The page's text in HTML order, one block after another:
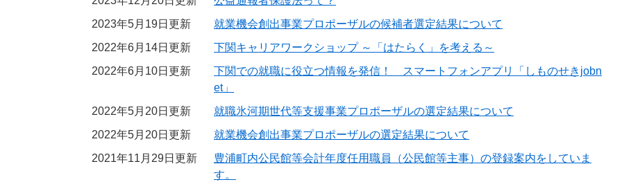
2023年5月19日更新
就業機会創出事業プロポーザルの候補者選定結果について
2022年6月14日更新
下関キャリアワークショップ ～「はたらく」を考える～
2022年6月10日更新
下関での就職に役立つ情報を発信！ スマートフォンアプリ「しものせきjobn
et」
2022年5月20日更新
就職氷河期世代等支援事業プロポーザルの選定結果について
2022年5月20日更新
就業機会創出事業プロポーザルの選定結果について
2021年11月29日更新
豊浦町内公民館等会計年度任用職員（公民館等主事）の登録案内をしていま
す。